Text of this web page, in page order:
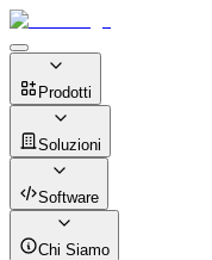
Prodotti
Soluzioni
Software
Chi Siamo